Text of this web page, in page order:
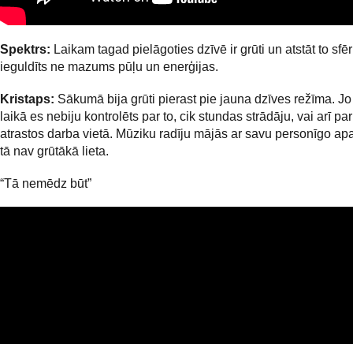
Spektrs: Laikam tagad pielāgoties dzīvē ir grūti un atstāt to
ieguldīts ne mazums pūļu un enerģijas.
Kristaps: Sākumā bija grūti pierast pie jauna dzīves režīma.
laikā es nebiju kontrolēts par to, cik stundas strādāju, vai arī
atrastos darba vietā. Mūziku radīju mājās ar savu personīgo
tā nav grūtākā lieta.
“Tā nemēdz būt”